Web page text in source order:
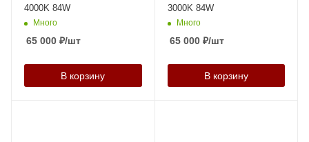
4000K 84W
Много
65 000 ₽/шт
В корзину
3000K 84W
Много
65 000₽/шт
В корзину